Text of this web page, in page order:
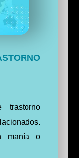
trastorno
manía o